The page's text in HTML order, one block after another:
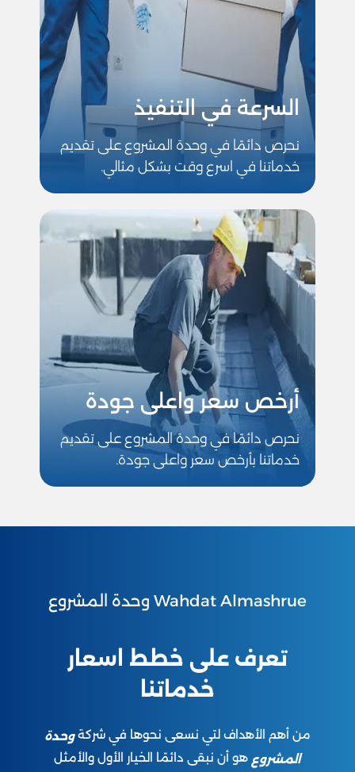
السرعة في التنفيذ
نحرص دائمًا في وحدة المشروع على تقديم
خدماتنا في اسرع وقت بشكل مثالي.
أرخص سعر واعلى جودة
نحرص دائمًا في وحدة المشروع على تقديم
خدماتنا بأرخص سعر واعلى جودة.
Wahdat Almashrue وحدة المشروع
تعرف على خطط اسعار
خدماتنا
من أهم الأهداف لتي نسعى نحوها في شركةوحدة
المشروع هو أن نبقى دائمًا الخيار الأول والأمثل